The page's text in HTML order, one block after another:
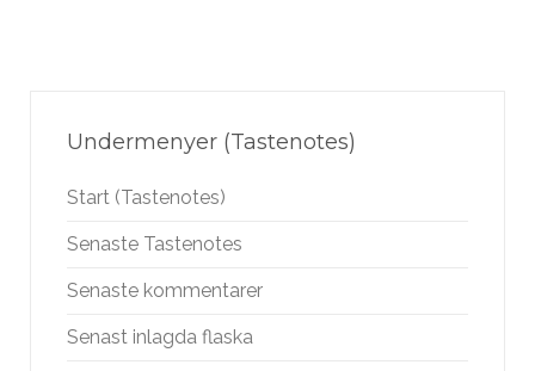
Undermenyer (Tastenotes)
Start (Tastenotes)
Senaste Tastenotes
Senaste kommentarer
Senast inlagda flaska